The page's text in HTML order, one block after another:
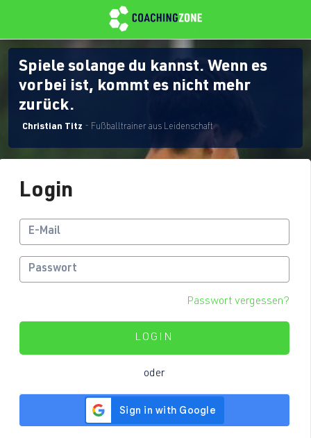
Spiele solange du kannst. Wenn es
vorbei ist, kommt es nicht mehr
zurück.
Christian Titz - Fußballtrainer aus Leidenschaft
Login
Passwort vergessen?
LOGIN
oder